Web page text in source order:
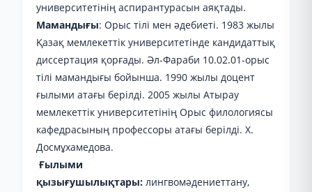
университетінің аспирантурасын аяқтады.
Мамандығы: Орыс тілі мен әдебиеті. 1983 жылы
Қазақ мемлекеттік университетінде кандидаттық
диссертация қорғады. Әл-Фараби 10.02.01-орыс
тілі мамандығы бойынша. 1990 жылы доцент
ғылыми атағы берілді. 2005 жылы Атырау
мемлекеттік университетінің Орыс филологиясы
кафедрасының профессоры атағы берілді. Х.
Досмұхамедова.
Ғылыми
қызығушылықтары: лингвомәдениеттану,